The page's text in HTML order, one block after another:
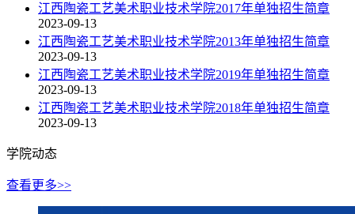
江西陶瓷工艺美术职业技术学院2017年单独招生简章
2023-09-13
江西陶瓷工艺美术职业技术学院2013年单独招生简章
2023-09-13
江西陶瓷工艺美术职业技术学院2019年单独招生简章
2023-09-13
江西陶瓷工艺美术职业技术学院2018年单独招生简章
2023-09-13
学院动态
查看更多>>